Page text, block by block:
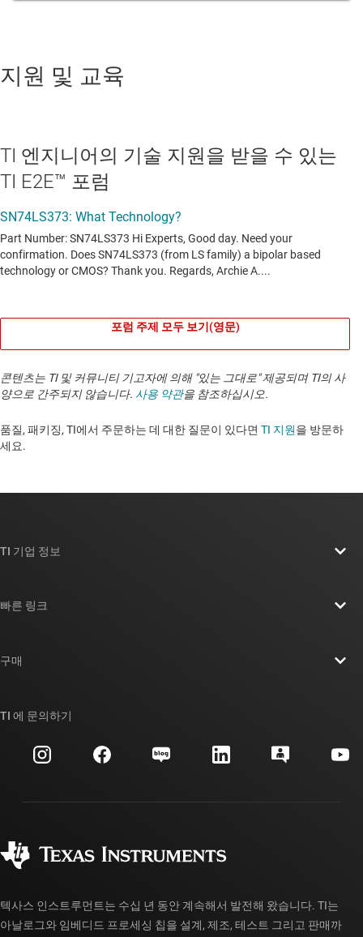
지원 및 교육
TI 엔지니어의 기술 지원을 받을 수 있는
TI E2E™ 포럼
포럼 주제 모두 보기(영문)
콘텐츠는 TI 및 커뮤니티 기고자에 의해 "있는 그대로" 제공되며 TI의 사
양으로 간주되지 않습니다. 사용 약관을 참조하십시오.
품질, 패키징, TI에서 주문하는 데 대한 질문이 있다면 TI 지원을 방문하
세요. ​​​​​​​​​​​​​​
TI 기업 정보
투자 관계
제조
빠른 링크
대체품 검색
고객 지원 센터
myTI 계정 FAQ
구매
주문 FAQ
TI 에 문의하기
텍사스 인스트루먼트는 수십 년 동안 계속해서 발전해 왔습니다. TI는
아날로그와 임베디드 프로세싱 칩을 설계, 제조, 테스트 그리고 판매까